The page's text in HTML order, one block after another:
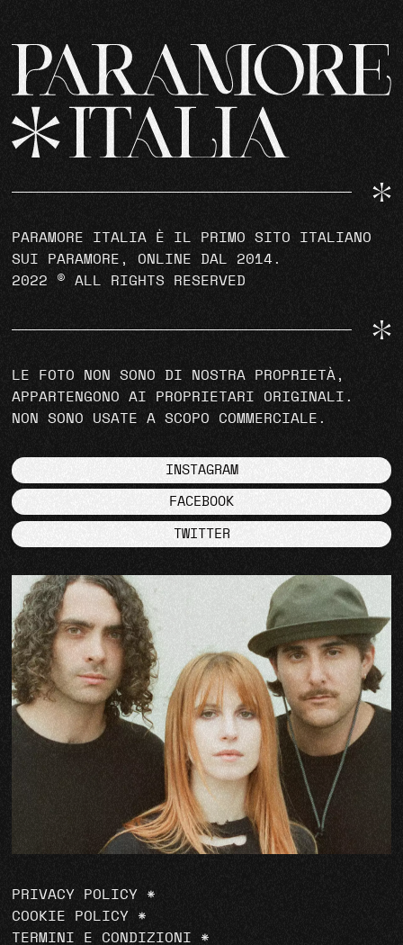
PARAMORE ITALIA È IL PRIMO SITO ITALIANO
SUI PARAMORE, ONLINE DAL 2014.
2022 © ALL RIGHTS RESERVED
LE FOTO NON SONO DI NOSTRA PROPRIETÀ,
APPARTENGONO AI PROPRIETARI ORIGINALI.
NON SONO USATE A SCOPO COMMERCIALE.
INSTAGRAM
FACEBOOK
TWITTER
PRIVACY POLICY *
COOKIE POLICY *
TERMINI E CONDIZIONI *